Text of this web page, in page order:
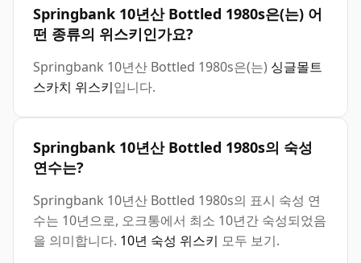
Springbank 10년산 Bottled 1980s은(는) 어
떤 종류의 위스키인가요?
Springbank 10년산 Bottled 1980s은(는) 싱글몰트
스카치 위스키입니다.
Springbank 10년산 Bottled 1980s의 숙성
연수는?
Springbank 10년산 Bottled 1980s의 표시 숙성 연
수는 10년으로, 오크통에서 최소 10년간 숙성되었음
을 의미합니다. 10년 숙성 위스키 모두 보기.